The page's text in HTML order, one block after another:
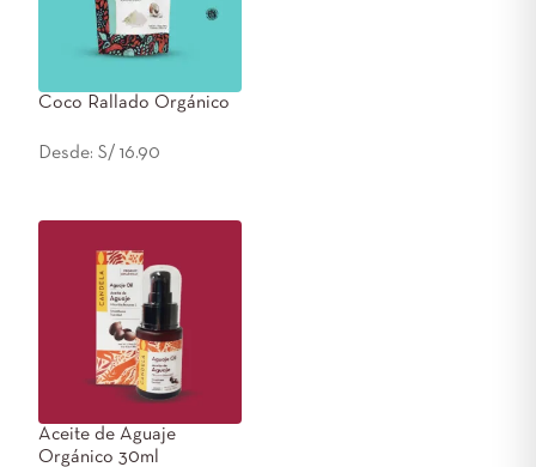
Coco Rallado Orgánico
Desde: S/ 16.90
Aceite de Aguaje
Orgánico 30ml